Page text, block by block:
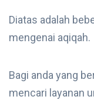
Diatas adalah
mengenai aqiqah.
Bagi anda yang
mencari layanan